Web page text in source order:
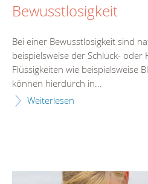
Bewusstlosigkeit
Bei einer Bewusstlosigkeit sind
beispielsweise der Schluck- oder
Flüssigkeiten wie beispielsweise
können hierdurch in...
Weiterlesen